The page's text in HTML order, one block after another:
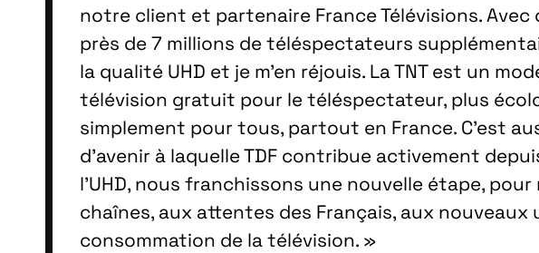
notre client et partenaire France Télévisions.
près de 7 millions de téléspectateurs
la qualité UHD et je m’en réjouis. La TNT est un
télévision gratuit pour le téléspectateur, plus
simplement pour tous, partout en France. C’est
d’avenir à laquelle TDF contribue activement
l’UHD, nous franchissons une nouvelle étape, pour
chaînes, aux attentes des Français, aux nouveaux
consommation de la télévision. »